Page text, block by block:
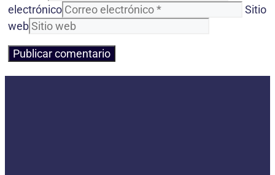
electrónico
Sitio
web